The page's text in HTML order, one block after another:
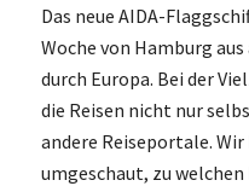
Das neue AIDA-
Woche von Hamburg
durch Europa. Bei der
die Reisen nicht nur
andere Reiseportale.
umgeschaut, zu